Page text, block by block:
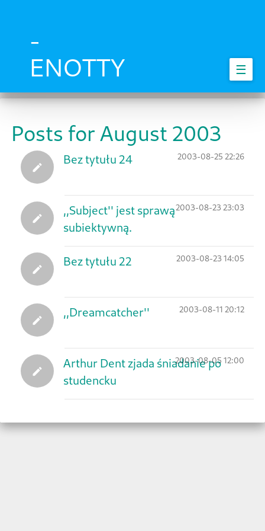
-
ENOTTY
☰
Posts for August 2003
2003-08-25 22:26
Bez tytułu 24
2003-08-23 23:03
,,Subject'' jest sprawą
subiektywną.
2003-08-23 14:05
Bez tytułu 22
2003-08-11 20:12
,,Dreamcatcher''
2003-08-05 12:00
Arthur Dent zjada śniadanie po
studencku